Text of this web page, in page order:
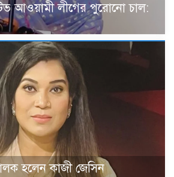
আওয়ামী লীগের পুরোনো চাল:
হলেন কাজী জেসিন